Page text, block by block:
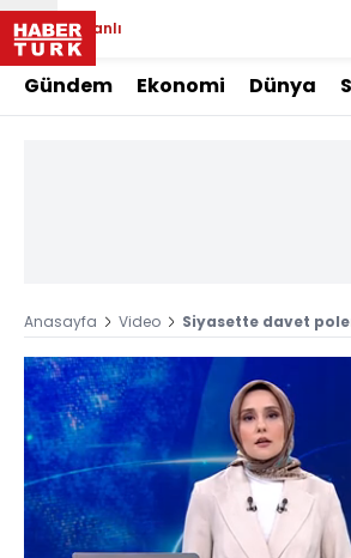
Canlı
Gündem Ekonomi Dünya
Anasayfa Video Siyasette davet